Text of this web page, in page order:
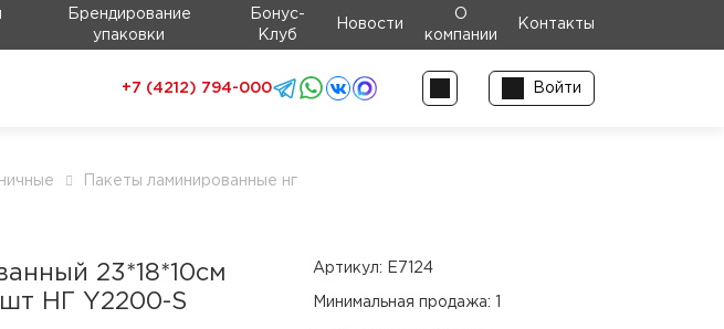
Брендирование
упаковки
Бонус-
Клуб
Новости
О
компании
Контакты
+7 (4212) 794-000 Войти
Пакеты ламинированные нг
23*18*10см
НГ Y2200-S
Артикул: Е7124
Минимальная продажа: